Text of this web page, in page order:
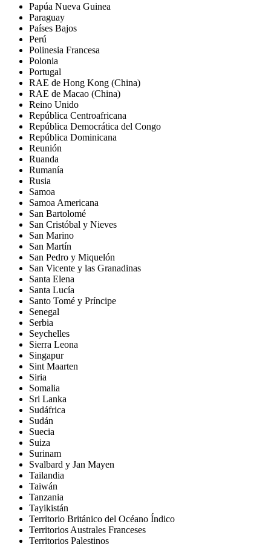
Papúa Nueva Guinea
Paraguay
Países Bajos
Perú
Polinesia Francesa
Polonia
Portugal
RAE de Hong Kong (China)
RAE de Macao (China)
Reino Unido
República Centroafricana
República Democrática del Congo
República Dominicana
Reunión
Ruanda
Rumanía
Rusia
Samoa
Samoa Americana
San Bartolomé
San Cristóbal y Nieves
San Marino
San Martín
San Pedro y Miquelón
San Vicente y las Granadinas
Santa Elena
Santa Lucía
Santo Tomé y Príncipe
Senegal
Serbia
Seychelles
Sierra Leona
Singapur
Sint Maarten
Siria
Somalia
Sri Lanka
Sudáfrica
Sudán
Suecia
Suiza
Surinam
Svalbard y Jan Mayen
Tailandia
Taiwán
Tanzania
Tayikistán
Territorio Británico del Océano Índico
Territorios Australes Franceses
Territorios Palestinos